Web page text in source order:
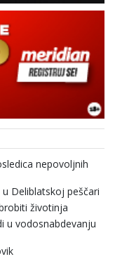
nepovoljnih
Deliblatskoj peščari
životinja
u vodosnabdevanju